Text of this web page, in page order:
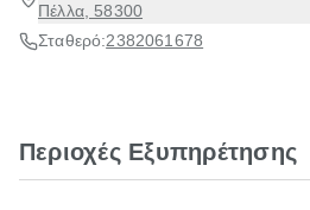
Πέλλα, 58300
Σταθερό:2382061678
Περιοχές Εξυπηρέτησης